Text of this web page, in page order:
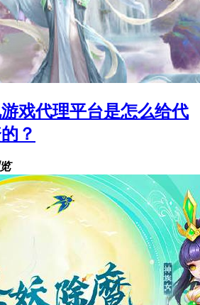
戏代理平台是怎么给代
？